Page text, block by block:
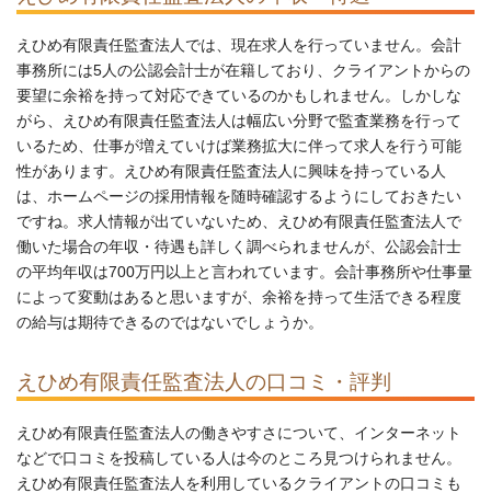
えひめ有限責任監査法人では、現在求人を行っていません。会計
事務所には5人の公認会計士が在籍しており、クライアントからの
要望に余裕を持って対応できているのかもしれません。しかしな
がら、えひめ有限責任監査法人は幅広い分野で監査業務を行って
いるため、仕事が増えていけば業務拡大に伴って求人を行う可能
性があります。えひめ有限責任監査法人に興味を持っている人
は、ホームページの採用情報を随時確認するようにしておきたい
ですね。求人情報が出ていないため、えひめ有限責任監査法人で
働いた場合の年収・待遇も詳しく調べられませんが、公認会計士
の平均年収は700万円以上と言われています。会計事務所や仕事量
によって変動はあると思いますが、余裕を持って生活できる程度
の給与は期待できるのではないでしょうか。
えひめ有限責任監査法人の口コミ・評判
えひめ有限責任監査法人の働きやすさについて、インターネット
などで口コミを投稿している人は今のところ見つけられません。
えひめ有限責任監査法人を利用しているクライアントの口コミも